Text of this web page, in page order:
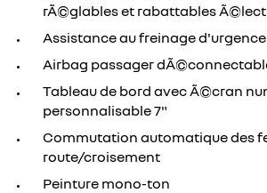
rÃ©glables et rabattables
Assistance au freinage d'urgence
Airbag passager
Tableau de bord avec Ã©cran
personnalisable 7"
Commutation automatique des
route/croisement
Peinture mono-ton